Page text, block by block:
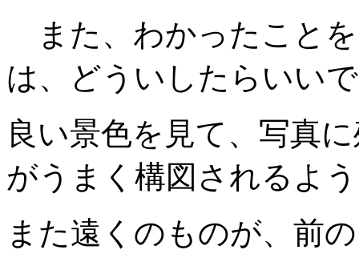
また、わかったこと
は、どういしたらいい
良い景色を見て、写真
がうまく構図されるよ
また遠くのものが、前